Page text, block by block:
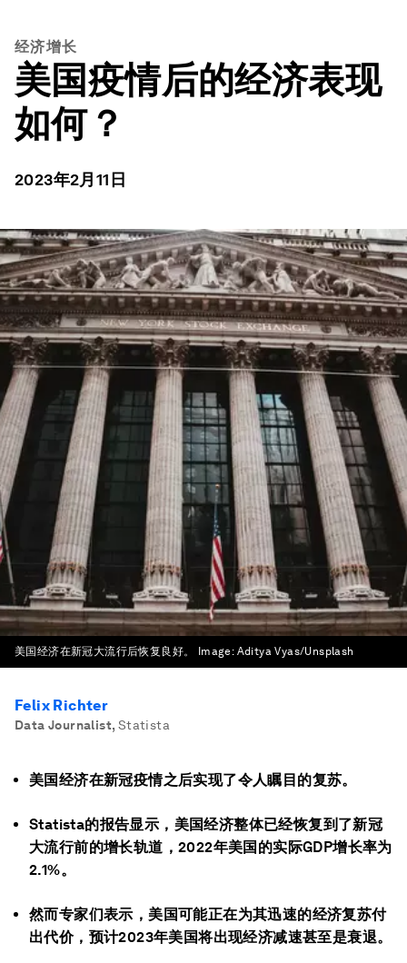
经济增长
美国疫情后的经济表现
如何？
2023年2月11日
美国经济在新冠大流行后恢复良好。 Image: Aditya Vyas/Unsplash
Felix Richter
Data Journalist, Statista
美国经济在新冠疫情之后实现了令人瞩目的复苏。
Statista的报告显示，美国经济整体已经恢复到了新冠
大流行前的增长轨道，2022年美国的实际GDP增长率为
2.1%。
然而专家们表示，美国可能正在为其迅速的经济复苏付
出代价，预计2023年美国将出现经济减速甚至是衰退。